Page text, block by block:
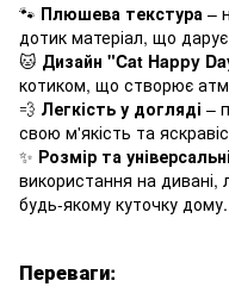
🐾 Плюшева текстура –
дотик матеріал, що
🐱 Дизайн "Cat Happy
котиком, що створює
💨 Легкість у догляді –
свою м'якість та
✨ Розмір та
використання на дивані,
будь-якому куточку дому.
Переваги: